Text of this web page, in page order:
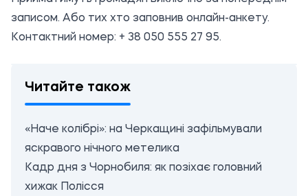
записом. Або тих хто заповнив онлайн-анкету.
Контактний номер: + 38 050 555 27 95.
Читайте також
«Наче колібрі»: на Черкащині зафільмували
яскравого нічного метелика
Кадр дня з Чорнобиля: як позіхає головний
хижак Полісся